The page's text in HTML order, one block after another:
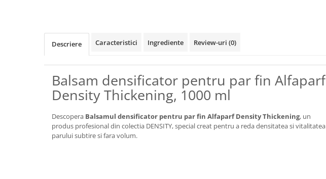
Descriere Caracteristici Ingrediente Review-uri (0)
Balsam densificator pentru par fin Alfaparf
Density Thickening, 1000 ml
Descopera Balsamul densificator pentru par fin Alfaparf Density Thickening, un
produs profesional din colectia DENSITY, special creat pentru a reda densitatea si vitalitatea
parului subtire si fara volum.